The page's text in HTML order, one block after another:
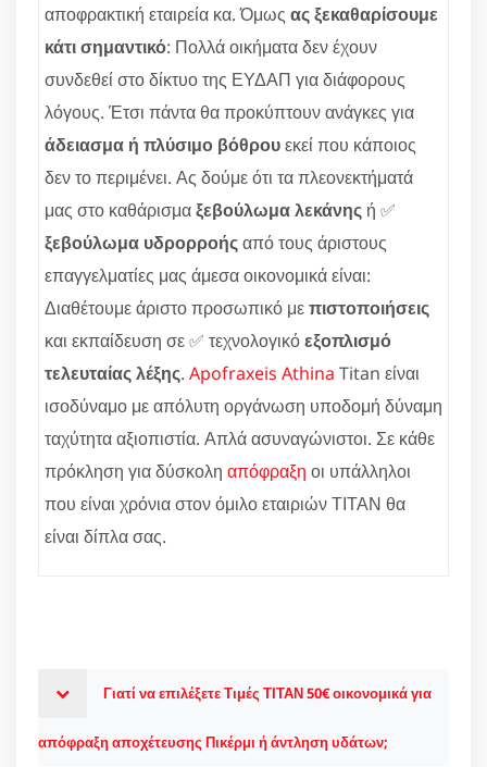
αποφρακτική εταιρεία κα. Όμως ας ξεκαθαρίσουμε
κάτι σημαντικό: Πολλά οικήματα δεν έχουν
συνδεθεί στο δίκτυο της ΕΥΔΑΠ για διάφορους
λόγους. Έτσι πάντα θα προκύπτουν ανάγκες για
άδειασμα ή πλύσιμο βόθρουεκεί που κάποιος
δεν το περιμένει. Ας δούμε ότι τα πλεονεκτήματά
μας στο καθάρισμαξεβούλωμα λεκάνης ή ✅
ξεβούλωμα υδρορροήςαπό τους άριστους
επαγγελματίες μας άμεσα οικονομικά είναι:
Διαθέτουμε άριστο προσωπικό μεπιστοποιήσεις
και εκπαίδευση σε ✅ τεχνολογικόεξοπλισμό
τελευταίας λέξης. Apofraxeis Athina Titan είναι
ισοδύναμο με απόλυτη οργάνωση υποδομή δύναμη
ταχύτητα αξιοπιστία. Απλά ασυναγώνιστοι. Σε κάθε
πρόκληση για δύσκολη απόφραξη οι υπάλληλοι
που είναι χρόνια στον όμιλο εταιριών ΤΙΤΑΝ θα
είναι δίπλα σας.
Γιατί να επιλέξετε Τιμές ΤΙΤΑΝ 50€ οικονομικά για
απόφραξη αποχέτευσης Πικέρμι ή άντληση υδάτων;